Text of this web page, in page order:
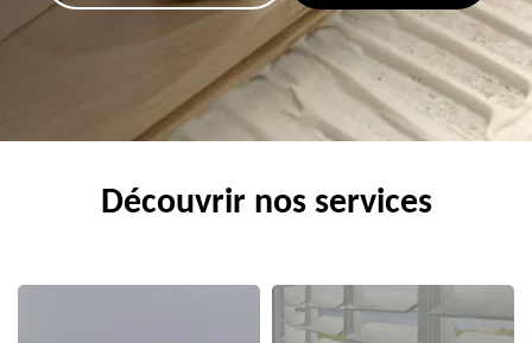
Découvrir nos services